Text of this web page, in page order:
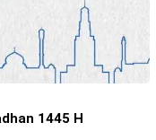
1445 H